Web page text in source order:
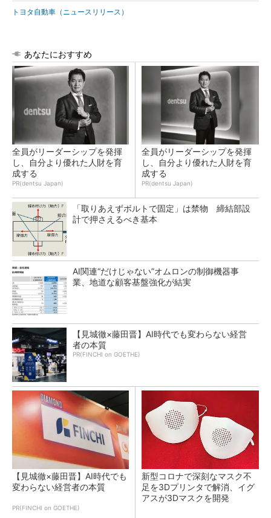
トヨタ自動車（ニュースリリース）
あなたにおすすめ
全員がリーダーシップを発揮
し、自分より優れた人財を育
成する
PR(dentsu Japan)
全員がリーダーシップを発揮
し、自分より優れた人財を育
成する
PR(dentsu Japan)
「取りあえずボルトで固定」は禁物 締結部設
計で押さえるべき基本
AI関連“だけじゃない”オムロンの制御機器事
業、地道な顧客基盤強化が結実
【見城徹×藤田晋】AI時代でも変わらない経営
者の本質
PR(FINCHI on GOETHE)
【見城徹×藤田晋】AI時代でも
変わらない経営者の本質
PR(FINCHI on GOETHE)
新型コロナで深刻なマスク不
足を3Dプリンタで解消、イグ
アスが3Dマスクを開発